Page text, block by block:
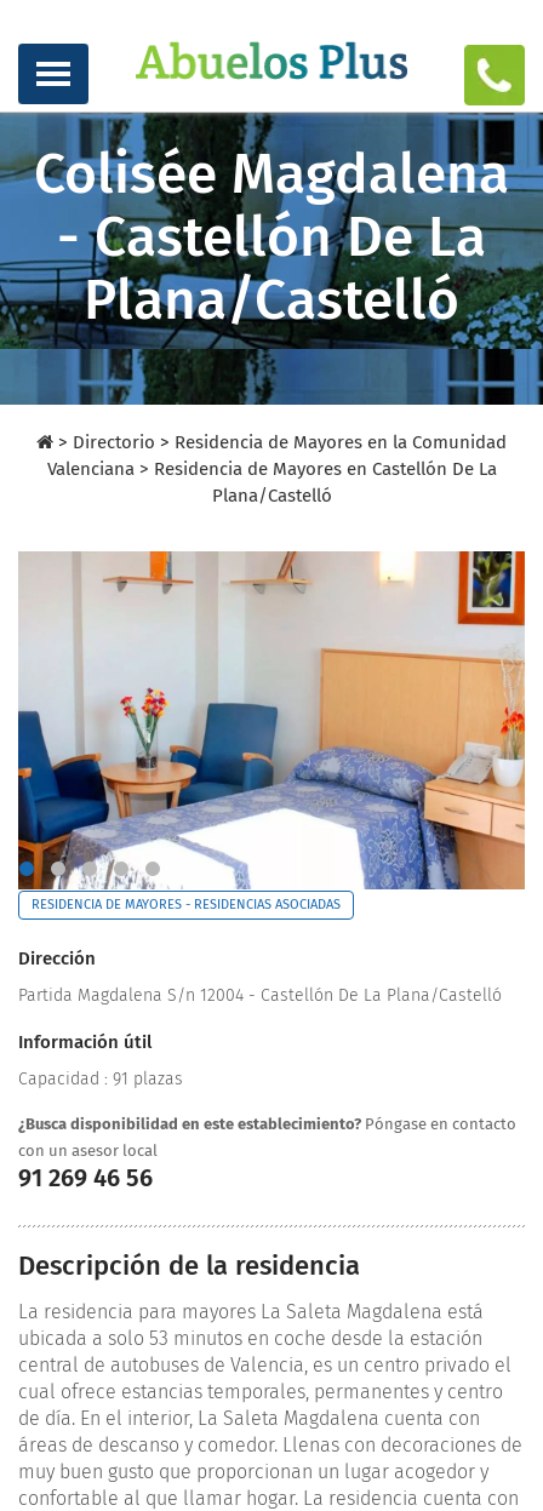
Colisée Magdalena
- Castellón De La
Plana/Castelló
> Directorio > Residencia de Mayores en la Comunidad
Valenciana > Residencia de Mayores en Castellón De La
Plana/Castelló
RESIDENCIA DE MAYORES - RESIDENCIAS ASOCIADAS
Dirección
Partida Magdalena S/n 12004 - Castellón De La Plana/Castelló
Información útil
Capacidad : 91 plazas
¿Busca disponibilidad en este establecimiento? Póngase en contacto
con un asesor local
91 269 46 56
Descripción de la residencia
La residencia para mayores La Saleta Magdalena está
ubicada a solo 53 minutos en coche desde la estación
central de autobuses de Valencia, es un centro privado el
cual ofrece estancias temporales, permanentes y centro
de día. En el interior, La Saleta Magdalena cuenta con
áreas de descanso y comedor. Llenas con decoraciones de
muy buen gusto que proporcionan un lugar acogedor y
confortable al que llamar hogar. La residencia cuenta con